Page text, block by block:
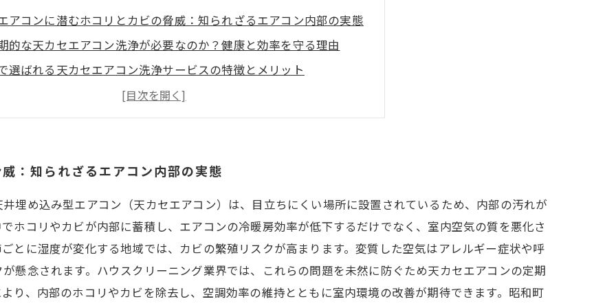
アコンに潜むホコリとカビの脅威：知られざるエアコン内部の実態
的な天カセエアコン洗浄が必要なのか？健康と効率を守る理由
選ばれる天カセエアコン洗浄サービスの特徴とメリット
効果を実感！快適で清潔な空間を長持ちさせる秘訣
めたい！プロが教える天カセエアコンの簡単メンテナンス方法
：知られざるエアコン内部の実態
埋め込み型エアコン（天カセエアコン）は、目立ちにくい場所に設置されているため、内部の汚れが
ホコリやカビが内部に蓄積し、エアコンの冷暖房効率が低下するだけでなく、室内空気の質を悪化さ
とに湿度が変化する地域では、カビの繁殖リスクが高まります。変質した空気はアレルギー症状や呼
懸念されます。ハウスクリーニング業界では、これらの問題を未然に防ぐため天カセエアコンの定期
り、内部のホコリやカビを除去し、空調効率の維持とともに室内環境の改善が期待できます。昭和町